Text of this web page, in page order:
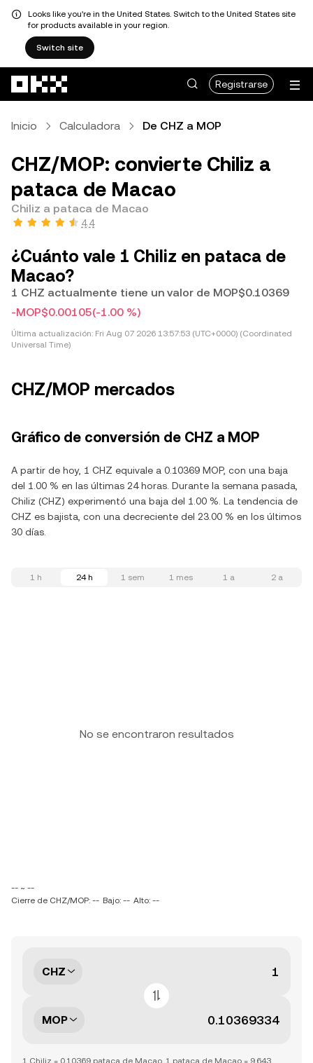
Looks like you're in the United States. Switch to the United States site
for products available in your region.
Switch site
Registrarse
Inicio Calculadora De CHZ a MOP
CHZ/MOP: convierte Chiliz a
pataca de Macao
Chiliz a pataca de Macao
4.4
¿Cuánto vale 1 Chiliz en pataca de
Macao?
1 CHZ actualmente tiene un valor de MOP$0.10369
-MOP$0.00105(-1.00 %)
Última actualización: Fri Aug 07 2026 13:57:53 (UTC+0000) (Coordinated
Universal Time)
CHZ/MOP mercados
Gráfico de conversión de CHZ a MOP
A partir de hoy, 1 CHZ equivale a 0.10369 MOP, con una baja
del 1.00 % en las últimas 24 horas. Durante la semana pasada,
Chiliz (CHZ) experimentó una baja del 1.00 %. La tendencia de
CHZ es bajista, con una decreciente del 23.00 % en los últimos
30 días.
1 h 24 h 1 sem 1 mes 1 a 2 a
No se encontraron resultados
-- ~ --
Cierre de CHZ/MOP: -- Bajo: -- Alto: --
CHZ
MOP
1 Chiliz = 0.10369 pataca de Macao, 1 pataca de Macao = 9.643